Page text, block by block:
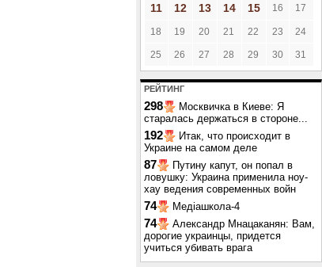
11
12 13 14 15 16 17
18 19 20 21 22 23 24
25 26 27 28 29 30 31
РЕЙТИНГ
298
Москвичка в Киеве: Я
старалась держаться в стороне...
192
Итак, что происходит в
Украине на самом деле
87
Путину капут, он попал в
ловушку: Украина применила ноу-
хау ведения современных войн
74 Медіашкола-4
74
Александр Мнацаканян: Вам,
дорогие украинцы, придется
учиться убивать врага